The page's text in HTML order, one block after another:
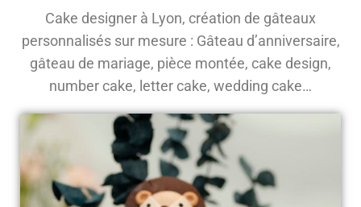
Cake designer à Lyon, création de gâteaux
personnalisés sur mesure : Gâteau d’anniversaire,
gâteau de mariage, pièce montée, cake design,
number cake, letter cake, wedding cake…